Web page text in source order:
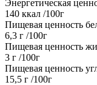
Энергетическая
140 ккал /100г
Пищевая ценность
6,3 г /100г
Пищевая ценность
3 г /100г
Пищевая ценность
15,5 г /100г